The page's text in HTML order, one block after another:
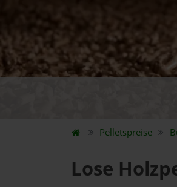
Pelletspreise
Lose